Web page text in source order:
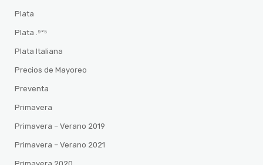
Plata
Plata .⁹²⁵
Plata Italiana
Precios de Mayoreo
Preventa
Primavera
Primavera – Verano 2019
Primavera – Verano 2021